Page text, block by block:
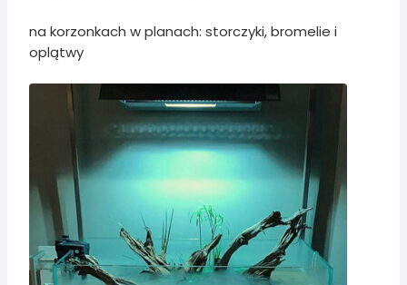
na korzonkach w planach: storczyki, bromelie i
oplątwy